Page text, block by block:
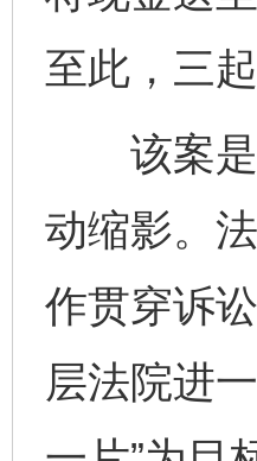
至此，三
该案是
动缩影。
作贯穿诉
层法院进